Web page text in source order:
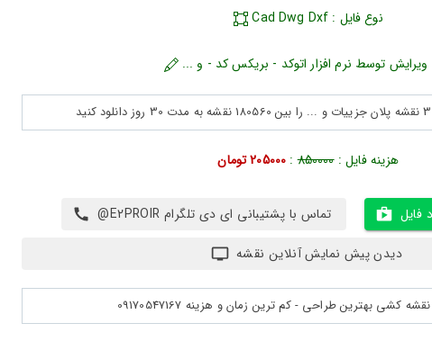
نوع فایل : Cad Dwg Dxf
ویرایش توسط نرم افزار اتوکد - بریکس کد - و ...
هزینه فایل :850000
: 205000 تومان
فایل
تماس با پشتیبانی ای دی تلگرام E2PROIR@
دیدن پیش نمایش آنلاین نقشه
کشی بهترین طراحی - کم ترین زمان و هزینه 09170547167